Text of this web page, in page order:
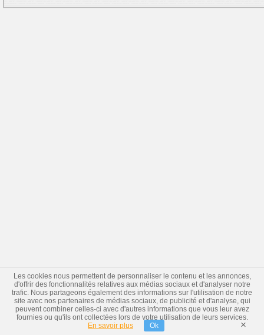
Les cookies nous permettent de personnaliser le contenu et les annonces,
d'offrir des fonctionnalités relatives aux médias sociaux et d'analyser notre
trafic. Nous partageons également des informations sur l'utilisation de notre
site avec nos partenaires de médias sociaux, de publicité et d'analyse, qui
peuvent combiner celles-ci avec d'autres informations que vous leur avez
fournies ou qu'ils ont collectées lors de votre utilisation de leurs services.
En savoir plus
Ok ×